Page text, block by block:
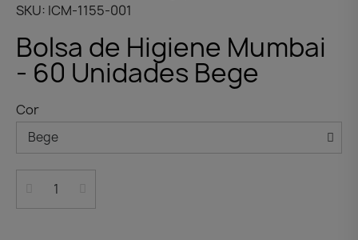
SKU ICM-1155-001
Bolsa de Higiene Mumbai
- 60 Unidades Bege
Cor